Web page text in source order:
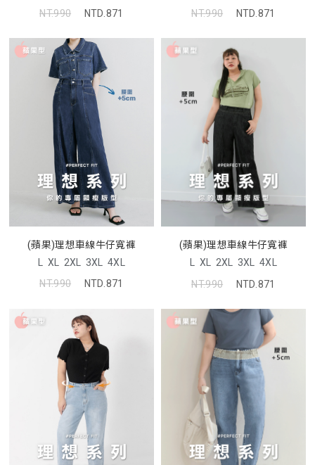
NT.990
NTD.871
NT.990
NTD.871
(蘋果)理想車線牛仔寬褲
L XL 2XL 3XL 4XL
NT.990
NTD.871
(蘋果)理想車線牛仔寬褲
L XL 2XL 3XL 4XL
NT.990
NTD.871